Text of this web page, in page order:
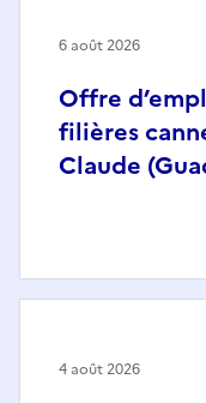
Offre
filières
Claude
6 août 2026
4 août 2026